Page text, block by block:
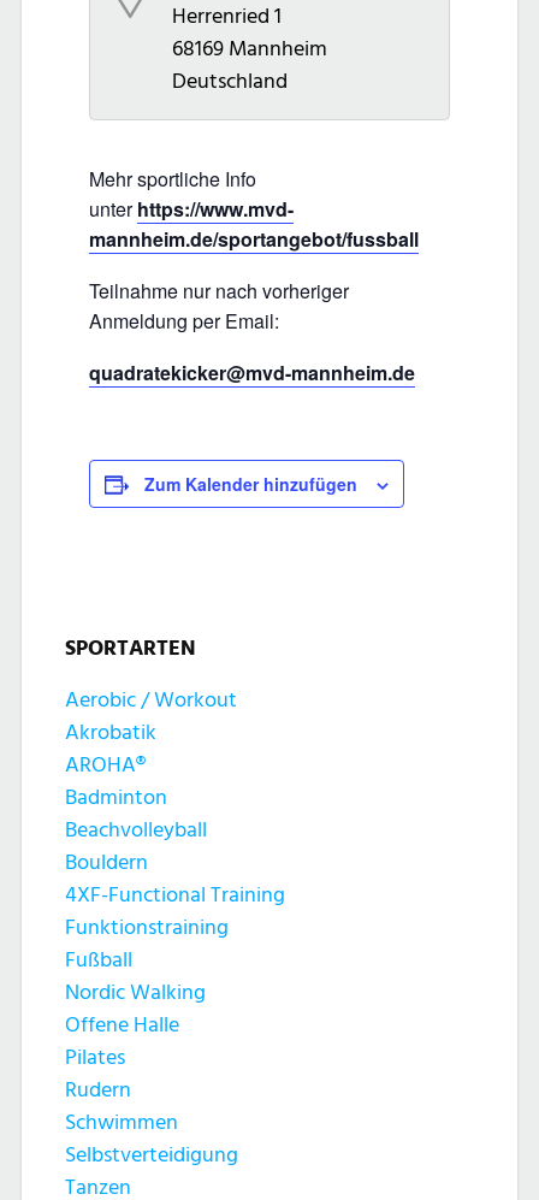
Herrenried 1
68169 Mannheim
Deutschland
Mehr sportliche Info
unterhttps://www.mvd-
mannheim.de/sportangebot/fussball
Teilnahme nur nach vorheriger
Anmeldung per Email:
quadratekicker@mvd-mannheim.de
Zum Kalender hinzufügen
SPORTARTEN
Aerobic / Workout
Akrobatik
AROHA®
Badminton
Beachvolleyball
Bouldern
4XF-Functional Training
Funktionstraining
Fußball
Nordic Walking
Offene Halle
Pilates
Rudern
Schwimmen
Selbstverteidigung
Tanzen